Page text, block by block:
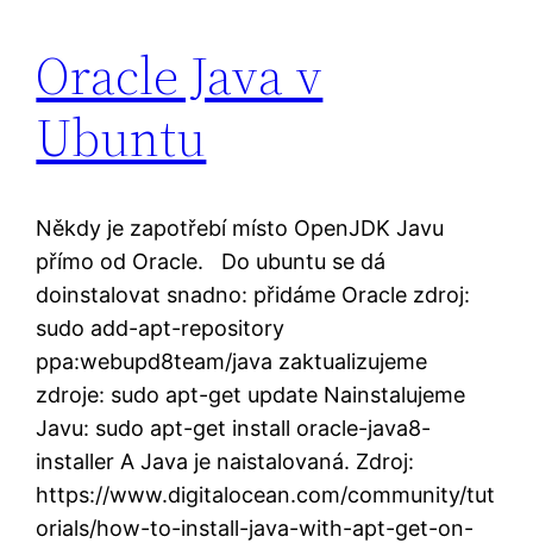
Oracle Java v
Ubuntu
Někdy je zapotřebí místo OpenJDK Javu
přímo od Oracle. Do ubuntu se dá
doinstalovat snadno: přidáme Oracle zdroj:
sudo add-apt-repository
ppa:webupd8team/java zaktualizujeme
zdroje: sudo apt-get update Nainstalujeme
Javu: sudo apt-get install oracle-java8-
installer A Java je naistalovaná. Zdroj:
https://www.digitalocean.com/community/tut
orials/how-to-install-java-with-apt-get-on-